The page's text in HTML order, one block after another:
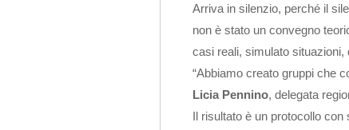
Arriva in silenzio, perché il
non è stato un convegno
casi reali, simulato situazioni,
“Abbiamo creato gruppi che
Licia Pennino, delegata
Il risultato è un protocollo